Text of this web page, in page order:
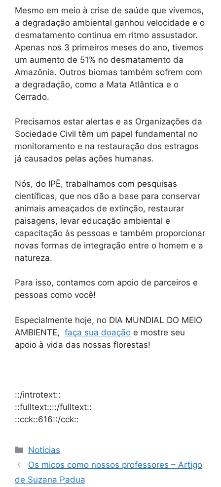
Mesmo em meio à crise de saúde que vivemos,
a degradação ambiental ganhou velocidade e o
desmatamento continua em ritmo assustador.
Apenas nos 3 primeiros meses do ano, tivemos
um aumento de 51% no desmatamento da
Amazônia. Outros biomas também sofrem com
a degradação, como a Mata Atlântica e o
Cerrado.
Precisamos estar alertas e as Organizações da
Sociedade Civil têm um papel fundamental no
monitoramento e na restauração dos estragos
já causados pelas ações humanas.
Nós, do IPÊ, trabalhamos com pesquisas
científicas, que nos dão a base para conservar
animais ameaçados de extinção, restaurar
paisagens, levar educação ambiental e
capacitação às pessoas e também proporcionar
novas formas de integração entre o homem e a
natureza.
Para isso, contamos com apoio de parceiros e
pessoas como você!
Especialmente hoje, no DIA MUNDIAL DO MEIO
AMBIENTE, faça sua doação e mostre seu
apoio à vida das nossas florestas!
::/introtext::
::fulltext::::/fulltext::
::cck::616::/cck::
Notícias
Os micos como nossos professores – Artigo
de Suzana Padua